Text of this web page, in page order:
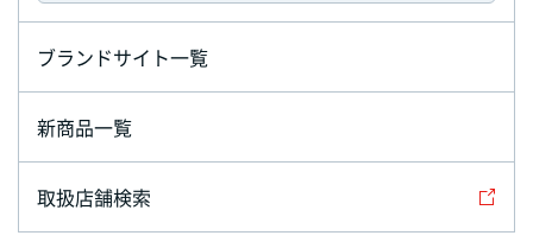
ブランドサイト一覧
新商品一覧
取扱店舗検索